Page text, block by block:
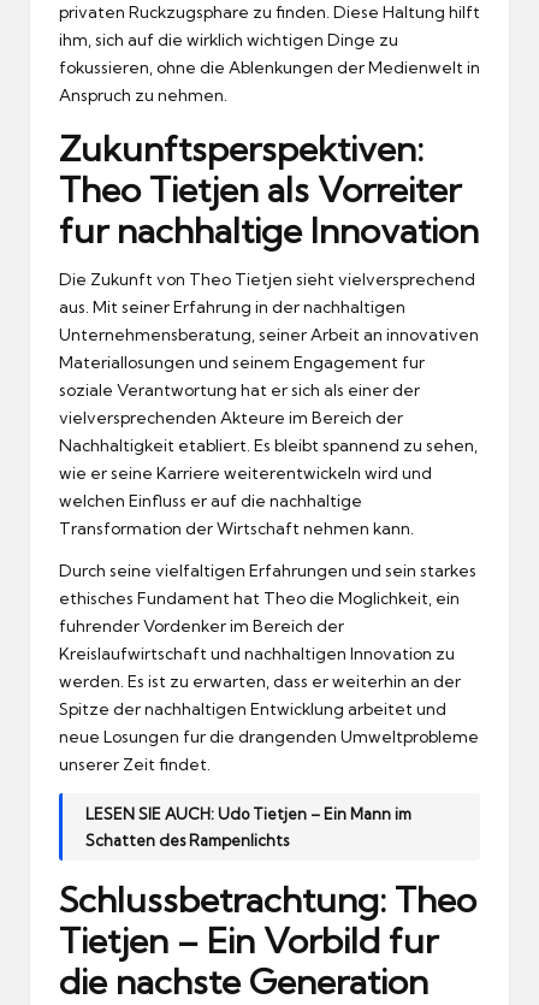
privaten Ruckzugsphare zu finden. Diese Haltung hilft
ihm, sich auf die wirklich wichtigen Dinge zu
fokussieren, ohne die Ablenkungen der Medienwelt in
Anspruch zu nehmen.
Zukunftsperspektiven:
Theo Tietjen als Vorreiter
fur nachhaltige Innovation
Die Zukunft von Theo Tietjen sieht vielversprechend
aus. Mit seiner Erfahrung in der nachhaltigen
Unternehmensberatung, seiner Arbeit an innovativen
Materiallosungen und seinem Engagement fur
soziale Verantwortung hat er sich als einer der
vielversprechenden Akteure im Bereich der
Nachhaltigkeit etabliert. Es bleibt spannend zu sehen,
wie er seine Karriere weiterentwickeln wird und
welchen Einfluss er auf die nachhaltige
Transformation der Wirtschaft nehmen kann.
Durch seine vielfaltigen Erfahrungen und sein starkes
ethisches Fundament hat Theo die Moglichkeit, ein
fuhrender Vordenker im Bereich der
Kreislaufwirtschaft und nachhaltigen Innovation zu
werden. Es ist zu erwarten, dass er weiterhin an der
Spitze der nachhaltigen Entwicklung arbeitet und
neue Losungen fur die drangenden Umweltprobleme
unserer Zeit findet.
LESEN SIE AUCH:Udo Tietjen – Ein Mann im
Schatten des Rampenlichts
Schlussbetrachtung: Theo
Tietjen – Ein Vorbild fur
die nachste Generation